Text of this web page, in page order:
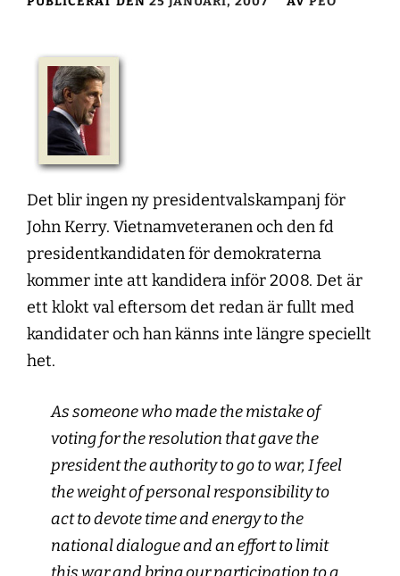
Det blir ingen ny presidentvalskampanj för
John Kerry. Vietnamveteranen och den fd
presidentkandidaten för demokraterna
kommer inte att kandidera inför 2008. Det är
ett klokt val eftersom det redan är fullt med
kandidater och han känns inte längre speciellt
het.
As someone who made the mistake of
voting for the resolution that gave the
president the authority to go to war, I feel
the weight of personal responsibility to
act to devote time and energy to the
national dialogue and an effort to limit